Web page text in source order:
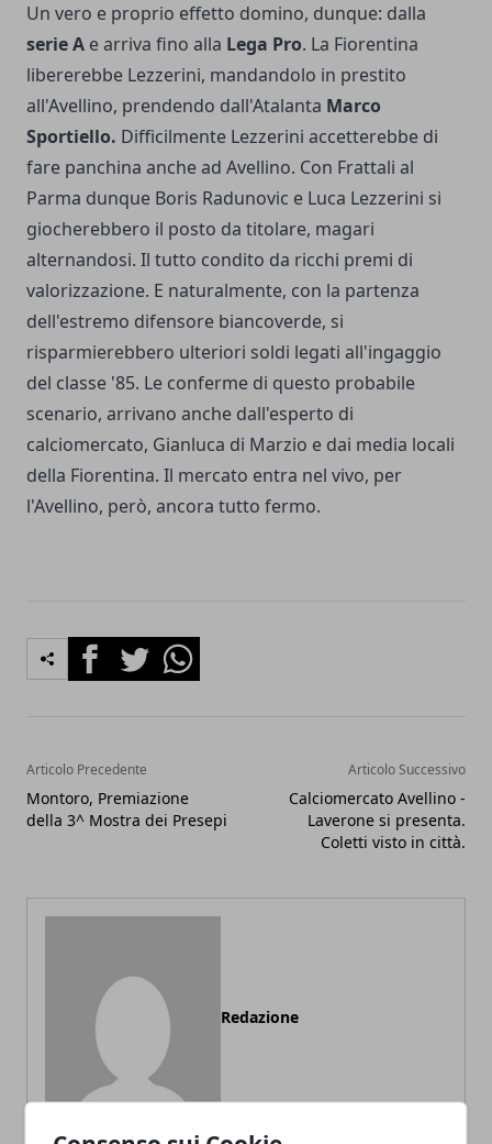
Un vero e proprio effetto domino, dunque: dalla
serie A e arriva fino alla Lega Pro. La Fiorentina
libererebbe Lezzerini, mandandolo in prestito
all'Avellino, prendendo dall'Atalanta Marco
Sportiello. Difficilmente Lezzerini accetterebbe di
fare panchina anche ad Avellino. Con Frattali al
Parma dunque Boris Radunovic e Luca Lezzerini si
giocherebbero il posto da titolare, magari
alternandosi. Il tutto condito da ricchi premi di
valorizzazione. E naturalmente, con la partenza
dell'estremo difensore biancoverde, si
risparmierebbero ulteriori soldi legati all'ingaggio
del classe '85. Le conferme di questo probabile
scenario, arrivano anche dall'esperto di
calciomercato, Gianluca di Marzio e dai media locali
della Fiorentina. Il mercato entra nel vivo, per
l'Avellino, però, ancora tutto fermo.
FacebookTwitterWhatsapp
Articolo Precedente
Montoro, Premiazione
della 3^ Mostra dei Presepi
Articolo Successivo
Calciomercato Avellino -
Laverone si presenta.
Coletti visto in città.
Redazione